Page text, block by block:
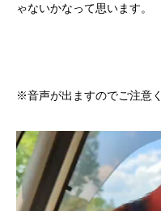
ゃないかなって思います。
※音声が出ますのでご注意